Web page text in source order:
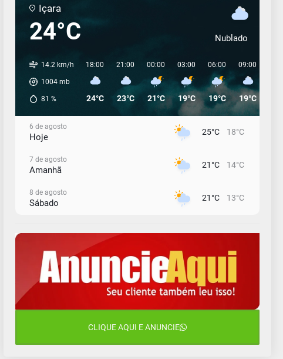
Içara
24°C Nublado
14.2 km/h
1004mb
81 %
18:00
24°C
21:00
23°C
00:00
21°C
03:00
19°C
06:00
19°C
09:00
19°C
6 de agosto
Hoje 25°C 18°C
7 de agosto
Amanhã 21°C 14°C
8 de agosto
Sábado 21°C 13°C
Domingo
10 de agosto
Segunda-Feira
11 de agosto
15°C 10°C
CLIQUE AQUI E ANUNCIE